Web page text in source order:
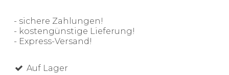
- sichere Zahlungen!
- kostengünstige Lieferung!
- Express-Versand!
Auf Lager